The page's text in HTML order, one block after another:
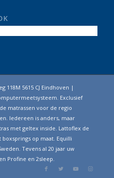
118M 5615 CJ Eindhoven |
Exclusief
matrassen voor de regio
Iedereen is anders, maar
met geltex inside. Lattoflex de
op maat. Equilli
Tevens al 20 jaar uw
Profine en 2sleep.